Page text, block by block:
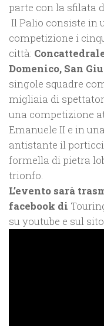
parte con la sfilata
Il Palio consiste in
competizione i
città:
Domenico, San
singole squadre
migliaia di
una competizione
Emanuele II e in
antistante il
formella di pietra
trionfo.
L’evento sarà
facebook di
su youtube e sul sito